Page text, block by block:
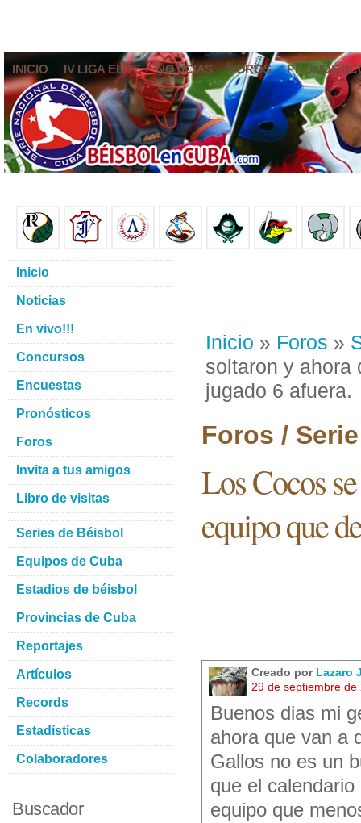
INICIO IV LIGA ELITE NOTICIAS FOROS
Inicio » Foros »
soltaron y ahora
jugado 6 afuera.
Foros /
Los Cocos
equipo que
Creado por Lazaro
29 de septiembre de
Buenos dias mi
ahora que van a
Gallos no es un
que el
equipo que
Inicio
Noticias
En vivo!!!
Concursos
Encuestas
Pronósticos
Foros
Invita a tus amigos
Libro de visitas
Series de Béisbol
Equipos de Cuba
Estadios de béisbol
Provincias de Cuba
Reportajes
Artículos
Records
Estadísticas
Colaboradores
Buscador